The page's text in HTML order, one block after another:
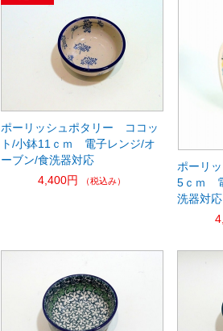
ポーリッシュポタリー ココッ
ト/小鉢11ｃｍ 電子レンジ/オ
ーブン/食洗器対応
4,400円
（税込み）
ポーリ
5ｃｍ
洗器対応